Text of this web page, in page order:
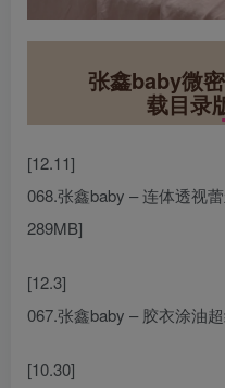
张鑫baby微
载目录
[12.11]
068.张鑫baby – 连体透视
289MB]
[12.3]
067.张鑫baby – 胶衣涂油
[10.30]